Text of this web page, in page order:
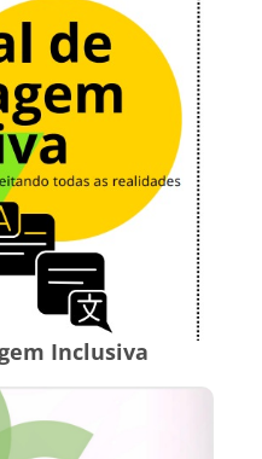
Inclusiva